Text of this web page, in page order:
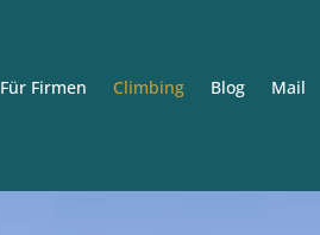
Für Firmen Climbing Blog Mail